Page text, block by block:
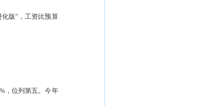
版”，工资比预算
，位列第五。今年